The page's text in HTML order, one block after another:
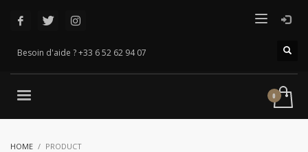
Besoin d'aide ? +33 6 52 62 94 07
HOME PRODUCT